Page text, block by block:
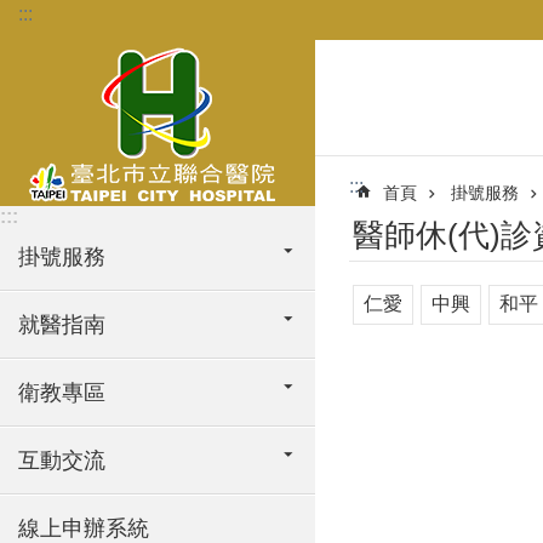
跳到主要內容區塊
:::
:::
掛號服務
就醫指南
衛教專區
互動交流
線上申辦系統
::: 首頁 掛號服務
醫師休(代)診
仁愛 中興 和平